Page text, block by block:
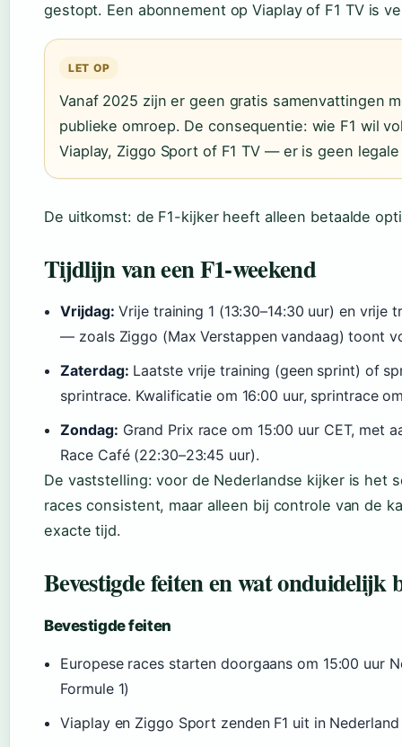
gestopt. Een abonnement op Viaplay of F1 TV is
LET OP
Vanaf 2025 zijn er geen gratis samenvattingen
publieke omroep. De consequentie: wie F1 wil
Viaplay, Ziggo Sport of F1 TV — er is geen
De uitkomst: de F1-kijker heeft alleen betaalde
Tijdlijn van een F1-weekend
Vrijdag: Vrije training 1 (13:30–14:30 uur) en vrije
— zoals Ziggo (Max Verstappen vandaag) toont
Zaterdag: Laatste vrije training (geen sprint) of
sprintrace. Kwalificatie om 16:00 uur, sprintrace
Zondag: Grand Prix race om 15:00 uur CET, met
Race Café (22:30–23:45 uur).
De vaststelling: voor de Nederlandse kijker is het
races consistent, maar alleen bij controle van de
exacte tijd.
Bevestigde feiten en wat onduidelijk
Bevestigde feiten
Europese races starten doorgaans om 15:00 uur
Formule 1)
Viaplay en Ziggo Sport zenden F1 uit in